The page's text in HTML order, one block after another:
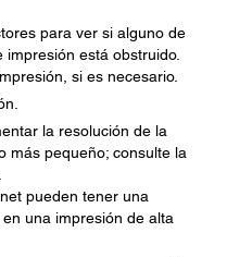
para ver si alguno de
está obstruido.
si es necesario.
la resolución de la
más pequeño; consulte la
pueden tener una
una impresión de alta